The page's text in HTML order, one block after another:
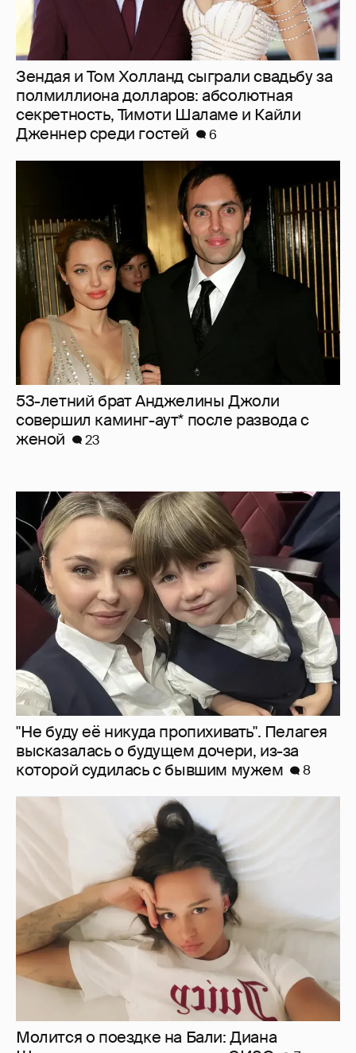
Зендая и Том Холланд сыграли свадьбу за
полмиллиона долларов: абсолютная
секретность, Тимоти Шаламе и Кайли
Дженнер среди гостей
6
53-летний брат Анджелины Джоли
совершил каминг-аут* после развода с
женой
23
"Не буду её никуда пропихивать". Пелагея
высказалась о будущем дочери, из-за
которой судилась с бывшим мужем
8
Молится о поездке на Бали: Диана